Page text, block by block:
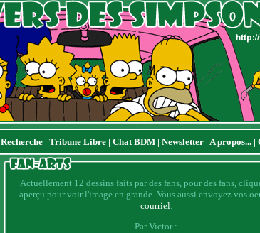
Recherche| Tribune Libre | Chat BDM | Newsletter| A propos...|
Actuellement 12 dessins faits par des fans, pour des fans,
aperçu pour voir l'image en grande. Vous aussi envoyez vos
courriel.
Par Victor :